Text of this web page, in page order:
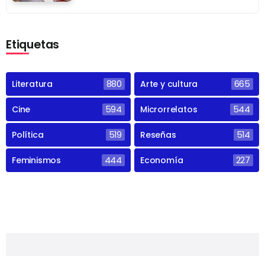
Etiquetas
Literatura 880 Arte y cultura 665
Cine 594 Microrrelatos 544
Política 519 Reseñas 514
Feminismos 444 Economía 227